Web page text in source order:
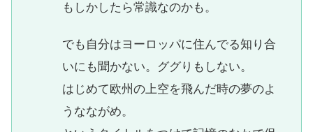
もしかしたら常識なのかも。
でも自分はヨーロッパに住んでる知り合
いにも聞かない。ググりもしない。
はじめて欧州の上空を飛んだ時の夢のよ
うなながめ。